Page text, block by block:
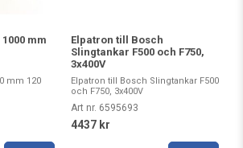
mm
mm 120
Elpatron till Bosch
Slingtankar F500 och F750,
3x400V
Elpatron till Bosch Slingtankar F500
och F750, 3x400V
Art nr. 6595693
4437 kr